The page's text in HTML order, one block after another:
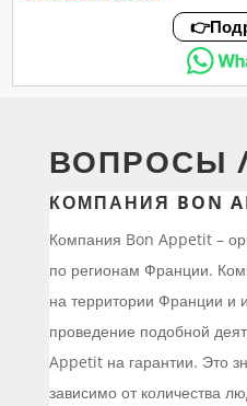
ВОПРОСЫ
КОМПАНИЯ BON
Компания Bon Appetit –
по регионам Франции.
на территории Франции и
проведение подобной
Appetit на гарантии. Это
зависимо от количества